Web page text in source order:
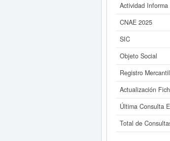
Actividad Informa
CNAE 2025
SIC
Objeto Social
Registro Mercantil
Actualización
Última Consulta
Total de